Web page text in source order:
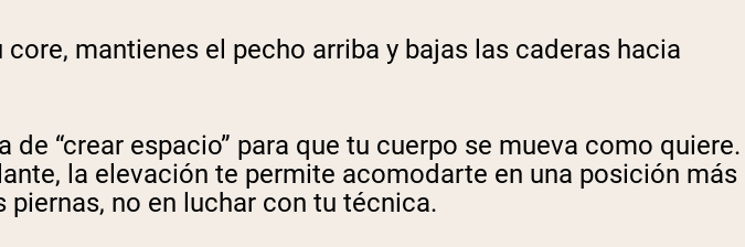
mantienes el pecho arriba y bajas las caderas hacia
“crear espacio” para que tu cuerpo se mueva como quiere.
la elevación te permite acomodarte en una posición más
no en luchar con tu técnica.